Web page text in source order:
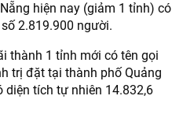
hiện nay (giảm 1 tỉnh) có
2.819.900 người.
thành 1 tỉnh mới có tên gọi
trị đặt tại thành phố Quảng
diện tích tự nhiên 14.832,6